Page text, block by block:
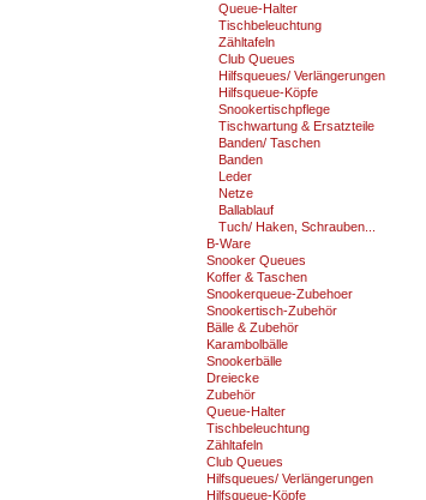
Queue-Halter
Tischbeleuchtung
Zähltafeln
Club Queues
Hilfsqueues/ Verlängerungen
Hilfsqueue-Köpfe
Snookertischpflege
Tischwartung & Ersatzteile
Banden/ Taschen
Banden
Leder
Netze
Ballablauf
Tuch/ Haken, Schrauben...
B-Ware
Snooker Queues
Koffer & Taschen
Snookerqueue-Zubehoer
Snookertisch-Zubehör
Bälle & Zubehör
Karambolbälle
Snookerbälle
Dreiecke
Zubehör
Queue-Halter
Tischbeleuchtung
Zähltafeln
Club Queues
Hilfsqueues/ Verlängerungen
Hilfsqueue-Köpfe